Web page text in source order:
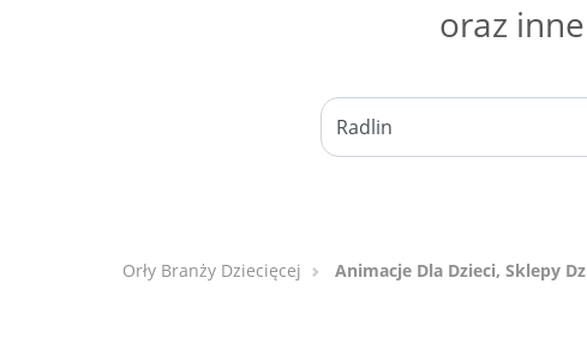
oraz
Orły Branży Dziecięcej Animacje Dla Dzieci, Sklepy